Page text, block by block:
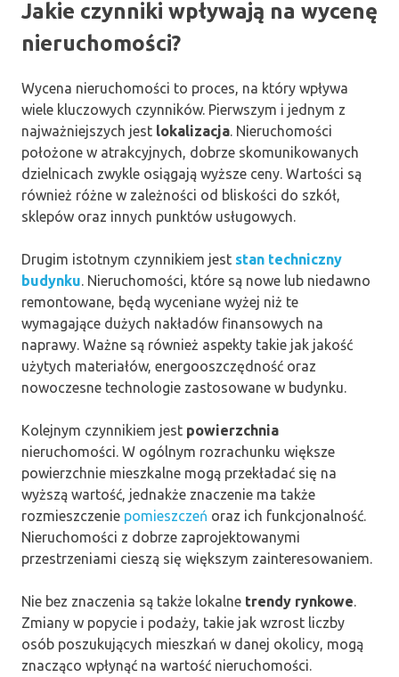
Jakie czynniki wpływają na wycenę
nieruchomości?
Wycena nieruchomości to proces, na który wpływa
wiele kluczowych czynników. Pierwszym i jednym z
najważniejszych jest lokalizacja . Nieruchomości
położone w atrakcyjnych, dobrze skomunikowanych
dzielnicach zwykle osiągają wyższe ceny. Wartości są
również różne w zależności od bliskości do szkół,
sklepów oraz innych punktów usługowych.
Drugim istotnym czynnikiem jest stan techniczny
budynku . Nieruchomości, które są nowe lub niedawno
remontowane, będą wyceniane wyżej niż te
wymagające dużych nakładów finansowych na
naprawy. Ważne są również aspekty takie jak jakość
użytych materiałów, energooszczędność oraz
nowoczesne technologie zastosowane w budynku.
Kolejnym czynnikiem jest powierzchnia
nieruchomości. W ogólnym rozrachunku większe
powierzchnie mieszkalne mogą przekładać się na
wyższą wartość, jednakże znaczenie ma także
rozmieszczenie pomieszczeń oraz ich funkcjonalność.
Nieruchomości z dobrze zaprojektowanymi
przestrzeniami cieszą się większym zainteresowaniem.
Nie bez znaczenia są także lokalne trendy rynkowe
Zmiany w popycie i podaży, takie jak wzrost liczby
osób poszukujących mieszkań w danej okolicy, mogą
znacząco wpłynąć na wartość nieruchomości.